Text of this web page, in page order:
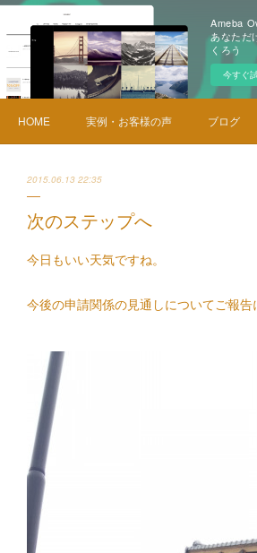
Ameba
あなただ
くろう
今すぐ
HOME 実例・お客様の声 ブログ
2015.06.13 22:35
次のステップへ
今日もいい天気ですね。
今後の申請関係の見通しについてご報告